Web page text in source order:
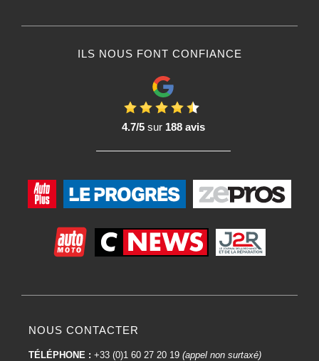
ILS NOUS FONT CONFIANCE
4.7/5sur 188 avis
NOUS CONTACTER
TÉLÉPHONE : +33 (0)1 60 27 20 19 (appel non surtaxé)